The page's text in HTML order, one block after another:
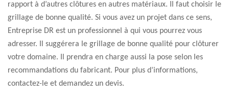
rapport à d’autres clôtures en autres matériaux. Il faut choisir le
grillage de bonne qualité. Si vous avez un projet dans ce sens,
Entreprise DR est un professionnel à qui vous pourrez vous
adresser. Il suggérera le grillage de bonne qualité pour clôturer
votre domaine. Il prendra en charge aussi la pose selon les
recommandations du fabricant. Pour plus d’informations,
contactez-le et demandez un devis.